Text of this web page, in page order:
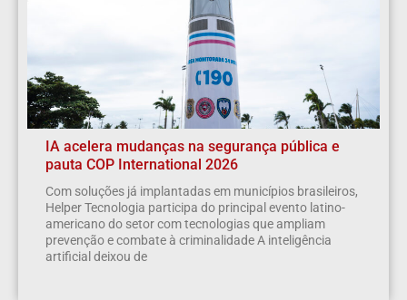
IA acelera mudanças na segurança pública e
pauta COP International 2026
Com soluções já implantadas em municípios brasileiros,
Helper Tecnologia participa do principal evento latino-
americano do setor com tecnologias que ampliam
prevenção e combate à criminalidade A inteligência
artificial deixou de